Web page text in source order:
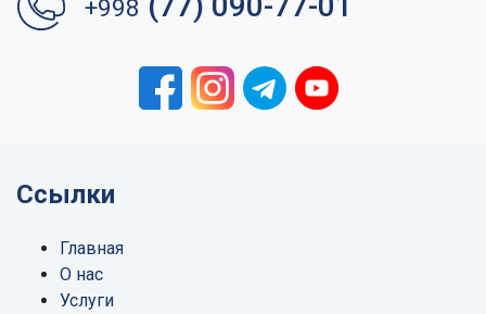
+998
Ссылки
Главная
О нас
Услуги